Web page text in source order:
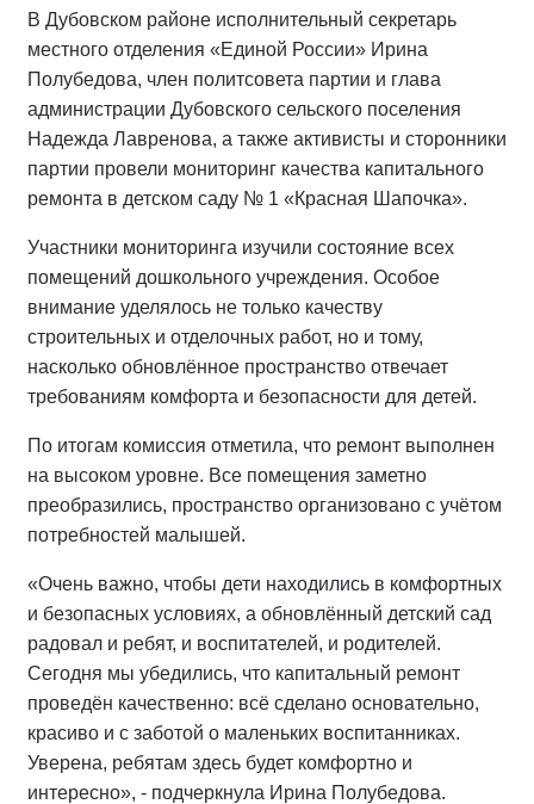
В Дубовском районе исполнительный секретарь
местного отделения «Единой России» Ирина
Полубедова, член политсовета партии и глава
администрации Дубовского сельского поселения
Надежда Лавренова, а также активисты и сторонники
партии провели мониторинг качества капитального
ремонта в детском саду № 1 «Красная Шапочка».
Участники мониторинга изучили состояние всех
помещений дошкольного учреждения. Особое
внимание уделялось не только качеству
строительных и отделочных работ, но и тому,
насколько обновлённое пространство отвечает
требованиям комфорта и безопасности для детей.
По итогам комиссия отметила, что ремонт выполнен
на высоком уровне. Все помещения заметно
преобразились, пространство организовано с учётом
потребностей малышей.
«Очень важно, чтобы дети находились в комфортных
и безопасных условиях, а обновлённый детский сад
радовал и ребят, и воспитателей, и родителей.
Сегодня мы убедились, что капитальный ремонт
проведён качественно: всё сделано основательно,
красиво и с заботой о маленьких воспитанниках.
Уверена, ребятам здесь будет комфортно и
интересно», - подчеркнула Ирина Полубедова.